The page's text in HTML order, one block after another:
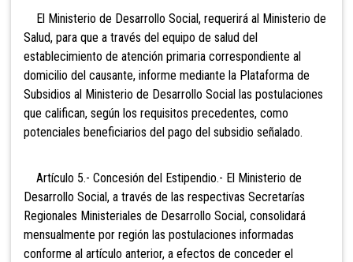
El Ministerio de Desarrollo Social, requerirá al Ministerio de
Salud, para que a través del equipo de salud del
establecimiento de atención primaria correspondiente al
domicilio del causante, informe mediante la Plataforma de
Subsidios al Ministerio de Desarrollo Social las postulaciones
que califican, según los requisitos precedentes, como
potenciales beneficiarios del pago del subsidio señalado.
Artículo 5.- Concesión del Estipendio.- El Ministerio de
Desarrollo Social, a través de las respectivas Secretarías
Regionales Ministeriales de Desarrollo Social, consolidará
mensualmente por región las postulaciones informadas
conforme al artículo anterior, a efectos de conceder el